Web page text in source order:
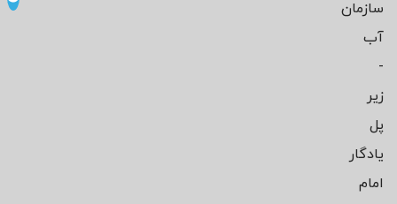
سازمان
آب
-
زیر
پل
یادگار
امام